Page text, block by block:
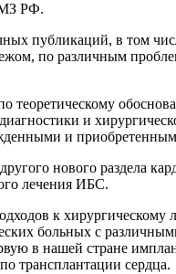
МЗ РФ.
публикаций, в том
по различным
и
и
нового раздела
лечения ИБС.
к хирургическому
больных с
в нашей стране
трансплантации сердца.